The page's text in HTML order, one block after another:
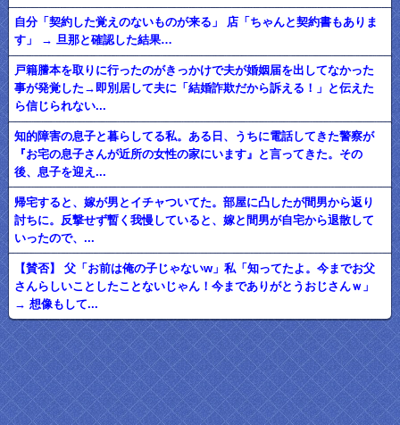
自分「契約した覚えのないものが来る」 店「ちゃんと契約書もありま
す」 → 旦那と確認した結果…
戸籍謄本を取りに行ったのがきっかけで夫が婚姻届を出してなかった
事が発覚した→即別居して夫に「結婚詐欺だから訴える！」と伝えた
ら信じられない...
知的障害の息子と暮らしてる私。ある日、うちに電話してきた警察が
『お宅の息子さんが近所の女性の家にいます』と言ってきた。その
後、息子を迎え...
帰宅すると、嫁が男とイチャついてた。部屋に凸したが間男から返り
討ちに。反撃せず暫く我慢していると、嫁と間男が自宅から退散して
いったので、...
【賛否】 父「お前は俺の子じゃないw」私「知ってたよ。今までお父
さんらしいことしたことないじゃん！今までありがとうおじさんｗ」
→ 想像もして...